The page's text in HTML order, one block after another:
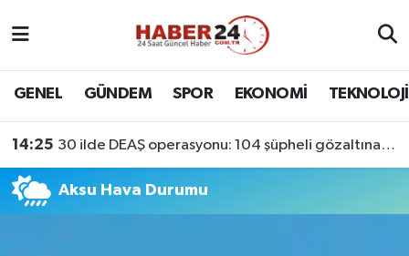
GENEL GÜNDEM SPOR EKONOMİ TEKNOLOJİ
14:25 30 ilde DEAŞ operasyonu: 104 şüpheli gözaltına alındı
Aksu Hava Durumu
Nöbetçi Eczaneler